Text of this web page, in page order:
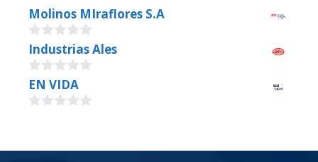
Molinos MIraflores S.A
0
o
u
t
o
f
Industrias Ales
0
o
u
5
EN VIDA
t